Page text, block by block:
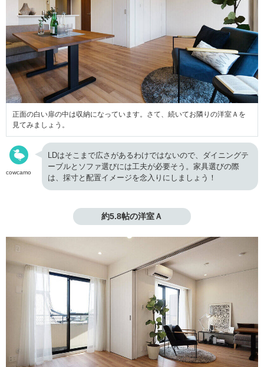
正面の白い扉の中は収納になっています。さて、続いてお隣りの洋室Ａを
見てみましょう。
cowcamo
LDはそこまで広さがあるわけではないので、ダイニングテ
ーブルとソファ選びには工夫が必要そう。家具選びの際
は、採寸と配置イメージを念入りにしましょう！
約5.8帖の洋室Ａ